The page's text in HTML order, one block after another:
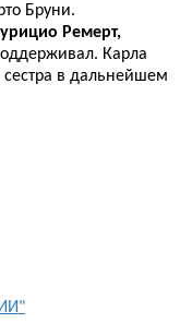
Бруни.
Ремерт,
Карла
сестра в дальнейшем